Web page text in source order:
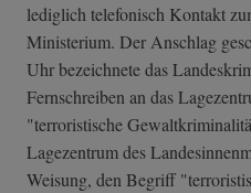
lediglich telefonisch Kontakt
Ministerium. Der Anschlag
Uhr bezeichnete das
Fernschreiben an das
"terroristische
Lagezentrum des
Weisung, den Begriff